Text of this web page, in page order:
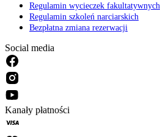
Regulamin wycieczek fakultatywnych
Regulamin szkoleń narciarskich
Bezpłatna zmiana rezerwacji
Social media
Kanały płatności